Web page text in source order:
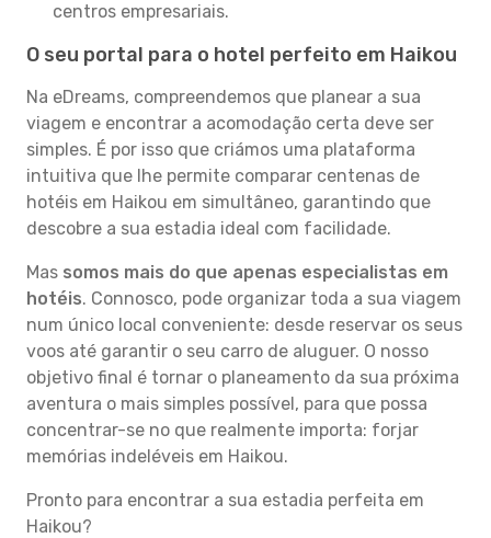
centros empresariais.
O seu portal para o hotel perfeito em Haikou
Na eDreams, compreendemos que planear a sua
viagem e encontrar a acomodação certa deve ser
simples. É por isso que criámos uma plataforma
intuitiva que lhe permite comparar centenas de
hotéis em Haikou em simultâneo, garantindo que
descobre a sua estadia ideal com facilidade.
Mas somos mais do que apenas especialistas em
hotéis. Connosco, pode organizar toda a sua viagem
num único local conveniente: desde reservar os seus
voos até garantir o seu carro de aluguer. O nosso
objetivo final é tornar o planeamento da sua próxima
aventura o mais simples possível, para que possa
concentrar-se no que realmente importa: forjar
memórias indeléveis em Haikou.
Pronto para encontrar a sua estadia perfeita em
Haikou?